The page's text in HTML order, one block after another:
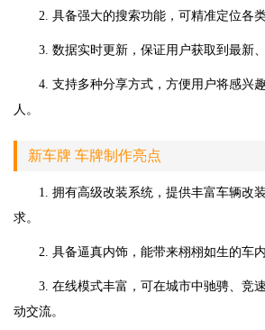
2. 具备强大的搜索功能，可精准定位各类
3. 数据实时更新，保证用户获取到最新
4. 支持多种分享方式，方便用户将感兴
人。
新车牌 车牌制作亮点
1. 拥有高级改装系统，提供丰富车辆改
求。
2. 具备逼真内饰，能带来栩栩如生的车内
3. 在线模式丰富，可在城市中驰骋、竞
动交流。